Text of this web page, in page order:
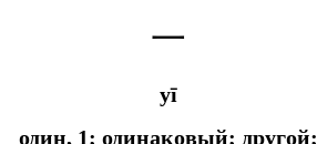
一
yī
один, 1; одинаковый; другой;